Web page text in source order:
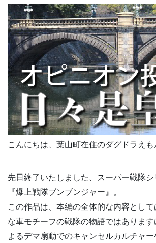
こんにちは、葉山町在住のダグドラえも
先日終了いたしました、スーパー戦隊
『爆上戦隊ブンブンジャー』。
この作品は、本編の全体的な内容とし
な車モチーフの戦隊の物語ではありま
よるデマ扇動でのキャンセルカルチャ